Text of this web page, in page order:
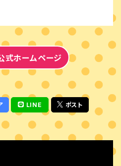
式ホームページ
LINE ポスト